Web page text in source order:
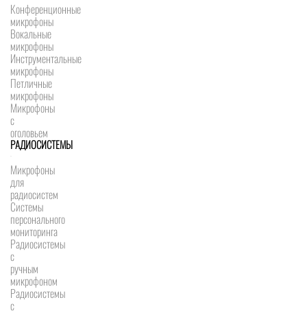
Конференционные
микрофоны
Вокальные
микрофоны
Инструментальные
микрофоны
Петличные
микрофоны
Микрофоны
с
оголовьем
РАДИОСИСТЕМЫ
Микрофоны
для
радиосистем
Системы
персонального
мониторинга
Радиосистемы
c
ручным
микрофоном
Радиосистемы
с